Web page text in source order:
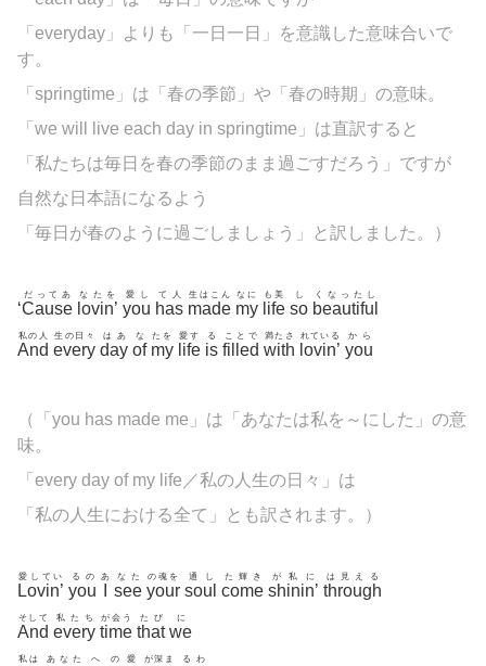
「everyday」よりも「一日一日」を意識した意味合いで
す。
「springtime」は「春の季節」や「春の時期」の意味。
「we will live each day in springtime」は直訳すると
「私たちは毎日を春の季節のまま過ごすだろう」ですが
自然な日本語になるよう
「毎日が春のように過ごしましょう」と訳しました。）
‘Cause
だってあ
lovin’
なたを
you
愛し
has
て人
made
生はこん
my
なに
life
も美
so
し
beautiful
くなったし
And
私の人
every
生の日々
day
はあ
of
な
my
たを
life
愛す
is
る
filled
ことで
with
満たさ
lovin’
れている
you
から
（「you has made me」は「あなたは私を～にした」の意
味。
「every day of my life／私の人生の日々」は
「私の人生における全て」とも訳されます。）
Lovin’
愛してい
you
るの あ
see
なた
your
の魂を
soul
通し
come
た輝き
shinin’
が私に
through
は見える
And
そして
every
私たち
time
が会う
that
たび
we
に
私は あなた へ の愛 が深ま るわ